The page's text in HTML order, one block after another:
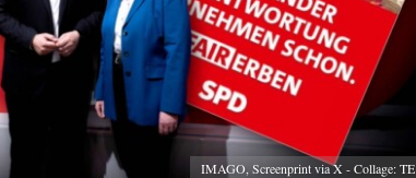
IMAGO, Screenprint via X - Collage: TE